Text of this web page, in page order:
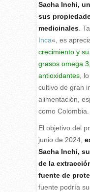
Sacha Inchi,
sus
medicinales.
Inca«, es
crecimiento y
grasos omega
antioxidantes,
cultivo de gran
alimentación,
como Colombia.
El objetivo del
junio de 2024,
Sacha Inchi,
de la
fuente de
fuente podría